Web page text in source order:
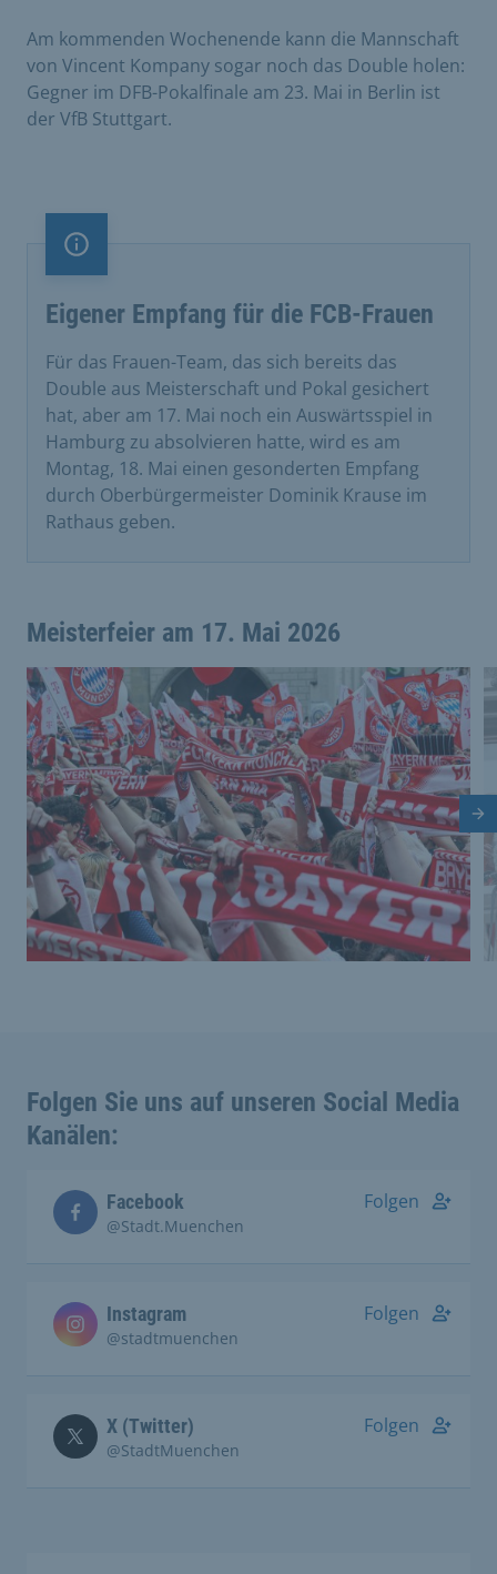
Am kommenden Wochenende kann die Mannschaft
von Vincent Kompany sogar noch das Double holen:
Gegner im DFB-Pokalfinale am 23. Mai in Berlin ist
der VfB Stuttgart.
Information
Eigener Empfang für die FCB-Frauen
Für das Frauen-Team, das sich bereits das
Double aus Meisterschaft und Pokal gesichert
hat, aber am 17. Mai noch ein Auswärtsspiel in
Hamburg zu absolvieren hatte, wird es am
Montag, 18. Mai einen gesonderten Empfang
durch Oberbürgermeister Dominik Krause im
Rathaus geben.
Meisterfeier am 17. Mai 2026
Dies ist eine Bildergalerie in einem Slider. Mit den
Vergrößere Bild 0
Folgen Sie uns auf unseren Social Media
Kanälen:
Facebook
@Stadt.Muenchen
Folgen
Instagram
@stadtmuenchen
Folgen
X (Twitter)
@StadtMuenchen
Folgen